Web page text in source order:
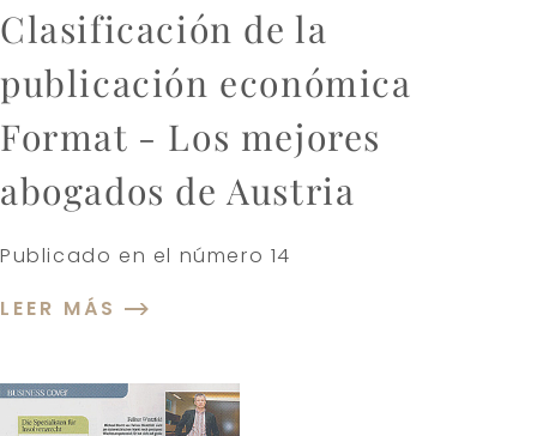
Clasificación de la
publicación económica
Format - Los mejores
abogados de Austria
Publicado en el número 14
LEER MÁS